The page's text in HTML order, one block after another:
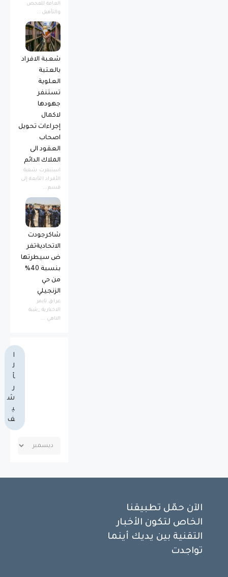
العامة للفحص
والتأهيل...
شعبة الافراد
بالعتبة
العلوية
تستنفر
جهودها
لاكمال
إجراءات تحويل
اصحاب
العقود الى
الملاك الدائم
استنفرت شعبة
الأفراد التابعة إلى
قسم...
شاكرجودت
الاتحاديةتفر
ض سيطرتها
بنسبة 40%
من حي
الزنجيلي
عراق تايمز
الاخبارية _بثينة
الناهي ...
ا
ل
أ
ر
ش
ي
ف
الآن حمّل تطبيقنا
الخاص لتكون الأخبار
التقنية بين يديك أينما
تواجدت